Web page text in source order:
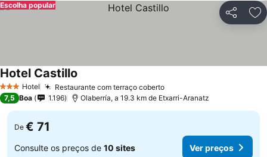
Partilhar
Escolha popular
3 EstrelasHotel Restaurante com terraço coberto
Hotel Castillo
7,5 Boa 1.196 Olaberría, a 19.3 km de Etxarri-Aranatz
De € 71
Consulte os preços de 10 sites Ver preços